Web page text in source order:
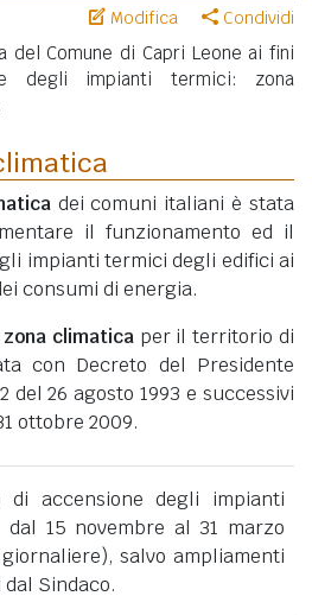
Modifica Condividi
del Comune di Capri Leone ai fini
degli impianti termici: zona
dei comuni italiani è stata
il funzionamento ed il
impianti termici degli edifici ai
consumi di energia.
zona climaticaper il territorio di
con Decreto del Presidente
del 26 agosto 1993 e successivi
ottobre 2009.
di accensione degli impianti
dal 15 novembre al 31 marzo
salvo ampliamenti
Sindaco.